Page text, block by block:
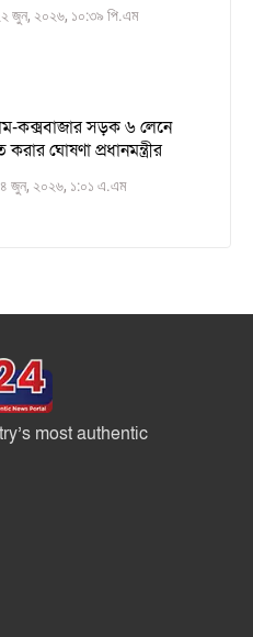
জুন, ২০২৬, ১০:৩৯ পি.এম
কক্সবাজার সড়ক ৬ লেনে
করার ঘোষণা প্রধানমন্ত্রীর
জুন, ২০২৬, ১:০১ এ.এম
most authentic